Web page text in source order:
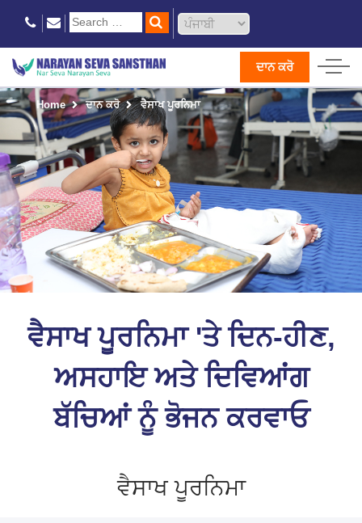
ਦਾਨ ਕਰੋ
Home ਦਾਨ ਕਰੋ ਵੈਸਾਖ ਪੂਰਨਿਮਾ
ਵੈਸਾਖ ਪੂਰਨਿਮਾ 'ਤੇ ਦਿਨ-ਹੀਣ,
ਅਸਹਾਇ ਅਤੇ ਦਿਵਿਆਂਗ
ਬੱਚਿਆਂ ਨੂੰ ਭੋਜਨ ਕਰਵਾਓ
ਵੈਸਾਖ ਪੂਰਨਿਮਾ